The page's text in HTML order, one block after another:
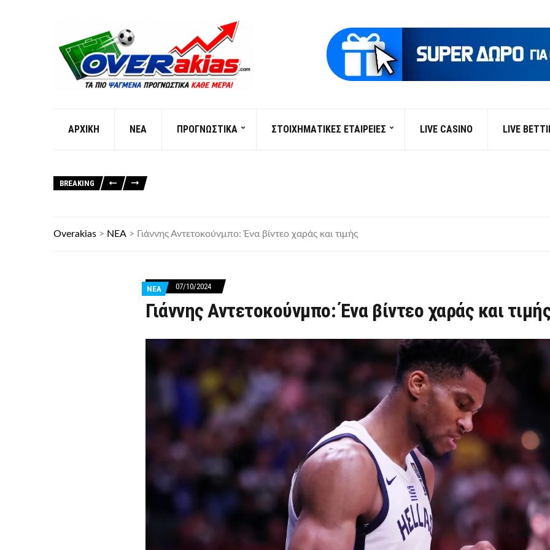
AΡXIKH ΝΕΑ ΠΡΟΓΝΩΣΤΙΚΑ ΣΤΟΙΧΗΜΑΤΙΚΕΣ ΕΤΑΙΡΕΙΕΣ LIVE CASINO LIVE
BREAKING
Overakias > ΝΕΑ > Γιάννης Αντετοκούνμπο: Ένα βίντεο χαράς και τιμής
ΝΕΑ 07/10/2024
Γιάννης Αντετοκούνμπο: Ένα βίντεο χαράς και